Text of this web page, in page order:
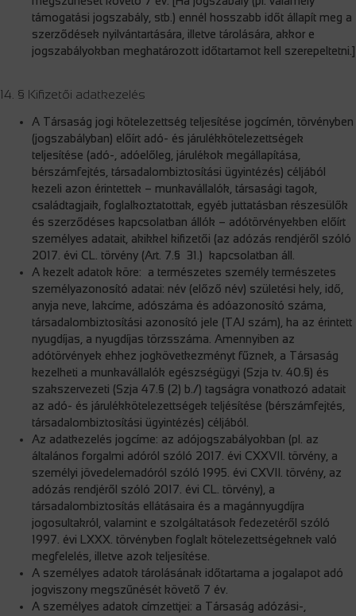
támogatási jogszabály, stb.) ennél hosszabb időt állapít meg a
szerződések nyilvántartására, illetve tárolására, akkor e
jogszabályokban meghatározott időtartamot kell szerepeltetni.]
14. § Kifizetői adatkezelés
A Társaság jogi kötelezettség teljesítése jogcímén, törvényben
(jogszabályban) előírt adó- és járulékkötelezettségek
teljesítése (adó-, adóelőleg, járulékok megállapítása,
bérszámfejtés, társadalombiztosítási ügyintézés) céljából
kezeli azon érintettek – munkavállalók, társasági tagok,
családtagjaik, foglalkoztatottak, egyéb juttatásban részesülők
és szerződéses kapcsolatban állók – adótörvényekben előírt
személyes adatait, akikkel kifizetői (az adózás rendjéről szóló
2017. évi CL. törvény (Art. 7.§ 31.) kapcsolatban áll.
A kezelt adatok köre: a természetes személy természetes
személyazonosító adatai: név (előző név) születési hely, idő,
anyja neve, lakcíme, adószáma és adóazonosító száma,
társadalombiztosítási azonosító jele (TAJ szám), ha az érintett
nyugdíjas, a nyugdíjas törzsszáma. Amennyiben az
adótörvények ehhez jogkövetkezményt fűznek, a Társaság
kezelheti a munkavállalók egészségügyi (Szja tv. 40.§) és
szakszervezeti (Szja 47.§ (2) b./) tagságra vonatkozó adatait
az adó- és járulékkötelezettségek teljésítése (bérszámfejtés,
társadalombiztosítási ügyintézés) céljából.
Az adatkezelés jogcíme: az adójogszabályokban (pl. az
általános forgalmi adóról szóló 2017. évi CXXVII. törvény, a
személyi jövedelemadóról szóló 1995. évi CXVII. törvény, az
adózás rendjéről szóló 2017. évi CL. törvény), a
társadalombiztosítás ellátásaira és a magánnyugdíjra
jogosultakról, valamint e szolgáltatások fedezetéről szóló
1997. évi LXXX. törvényben foglalt kötelezettségeknek való
megfelelés, illetve azok teljesítése.
A személyes adatok tárolásának időtartama a jogalapot adó
jogviszony megszűnését követő 7 év.
A személyes adatok címzettjei: a Társaság adózási-,